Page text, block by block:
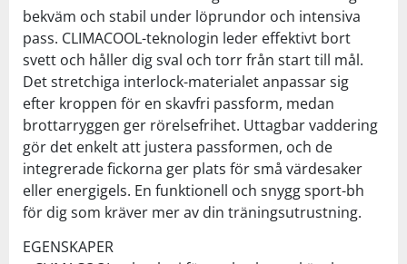
bekväm och stabil under löprundor och intensiva
pass. CLIMACOOL-teknologin leder effektivt bort
svett och håller dig sval och torr från start till mål.
Det stretchiga interlock-materialet anpassar sig
efter kroppen för en skavfri passform, medan
brottarryggen ger rörelsefrihet. Uttagbar vaddering
gör det enkelt att justera passformen, och de
integrerade fickorna ger plats för små värdesaker
eller energigels. En funktionell och snygg sport-bh
för dig som kräver mer av din träningsutrustning.
EGENSKAPER